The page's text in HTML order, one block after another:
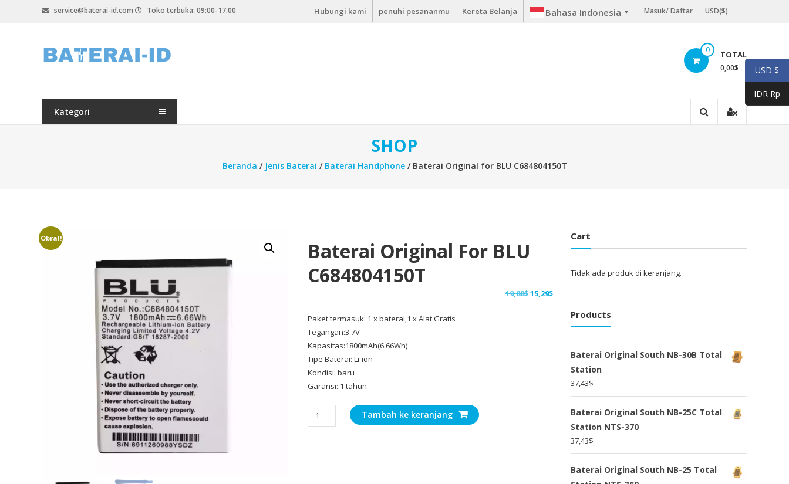
service@baterai-id.com Toko terbuka: 09:00-17:00 Hubungi kami penuhi pesananmu Kereta Belanja Bahasa Indonesia ▼ Masuk/ Daftar USD($)
bateria-
id.com
0 TOTAL
0,00$
Kategori
SHOP
Beranda / Jenis Baterai / Baterai Handphone/ Baterai Original for BLU C684804150T
Obral!
Baterai Original For BLU
C684804150T
19,88$Harga
15,29$Harga
Paket termasuk: 1 x baterai,1 x Alat Gratis
Tegangan:3.7V
Kapasitas:1800mAh(6.66Wh)
Tipe Baterai: Li-ion
Kondisi: baru
Garansi: 1 tahun
Baterai
Tambah ke keranjang
Cart
Tidak ada produk di keranjang.
Products
Baterai Original South NB-30B Total
Station
37,43$
Baterai Original South NB-25C Total
Station NTS-370
37,43$
Baterai Original South NB-25 Total
USD $
IDR Rp